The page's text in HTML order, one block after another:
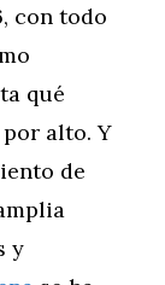
con todo
qué
alto. Y
de
y